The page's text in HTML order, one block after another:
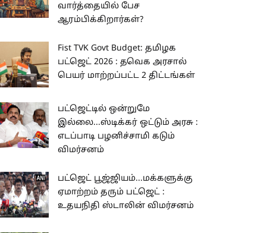
வார்த்தையில் பேச
ஆரம்பிக்கிறார்கள்?
Fist TVK Govt Budget: தமிழக
பட்ஜெட் 2026 : தவெக அரசால்
பெயர் மாற்றப்பட்ட 2 திட்டங்கள்
பட்ஜெட்டில் ஒன்றுமே
இல்லை...ஸ்டிக்கர் ஒட்டும் அரசு :
எடப்பாடி பழனிச்சாமி கடும்
விமர்சனம்
பட்ஜெட் பூஜ்ஜியம்...மக்களுக்கு
ஏமாற்றம் தரும் பட்ஜெட் :
உதயநிதி ஸ்டாலின் விமர்சனம்